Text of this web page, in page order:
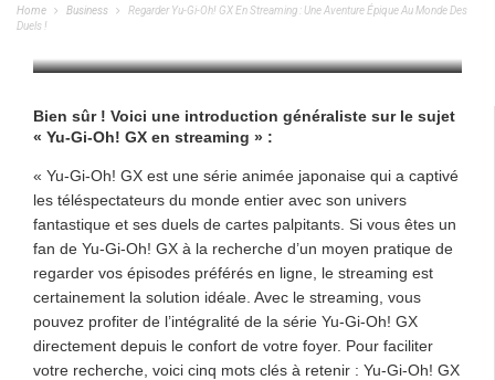
Home Business
Regarder Yu-Gi-Oh! GX En Streaming : Une Aventure Épique Au Monde Des
Duels !
Bien sûr ! Voici une introduction généraliste sur le sujet
« Yu-Gi-Oh! GX en streaming » :
« Yu-Gi-Oh! GX est une série animée japonaise qui a captivé
les téléspectateurs du monde entier avec son univers
fantastique et ses duels de cartes palpitants. Si vous êtes un
fan de Yu-Gi-Oh! GX à la recherche d’un moyen pratique de
regarder vos épisodes préférés en ligne, le streaming est
certainement la solution idéale. Avec le streaming, vous
pouvez profiter de l’intégralité de la série Yu-Gi-Oh! GX
directement depuis le confort de votre foyer. Pour faciliter
votre recherche, voici cinq mots clés à retenir : Yu-Gi-Oh! GX